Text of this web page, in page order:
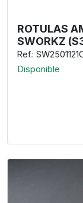
ROTULAS
SWORKZ
Ref.:
Disponible